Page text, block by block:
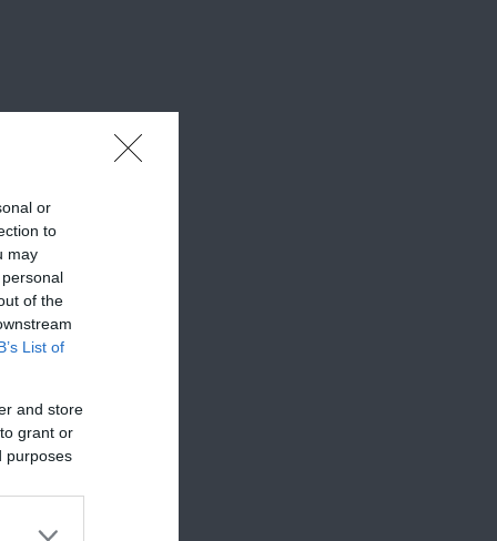
or
to
may
of the
List of
and store
grant or
purposes